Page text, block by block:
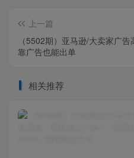
上一篇
（5502期）亚马逊/大卖家广
靠广告也能出单
相关推荐